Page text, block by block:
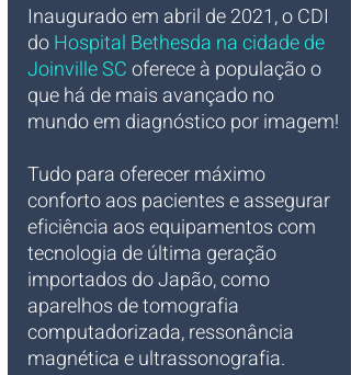
Inaugurado em abril de 2021, o CDI
do Hospital Bethesda na cidade de
Joinville SC oferece à população o
que há de mais avançado no
mundo em diagnóstico por imagem!
Tudo para oferecer máximo
conforto aos pacientes e assegurar
eficiência aos equipamentos com
tecnologia de última geração
importados do Japão, como
aparelhos de tomografia
computadorizada, ressonância
magnética e ultrassonografia.